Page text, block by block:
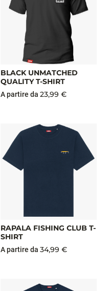
BLACK UNMATCHED
QUALITY T-SHIRT
A partire da 23,99 €
RAPALA FISHING CLUB T-
SHIRT
A partire da 34,99 €